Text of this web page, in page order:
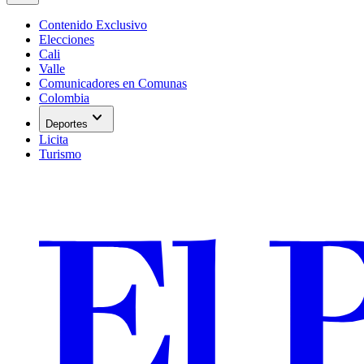
Contenido Exclusivo
Elecciones
Cali
Valle
Comunicadores en Comunas
Colombia
Deportes expand_more
Licita
Turismo